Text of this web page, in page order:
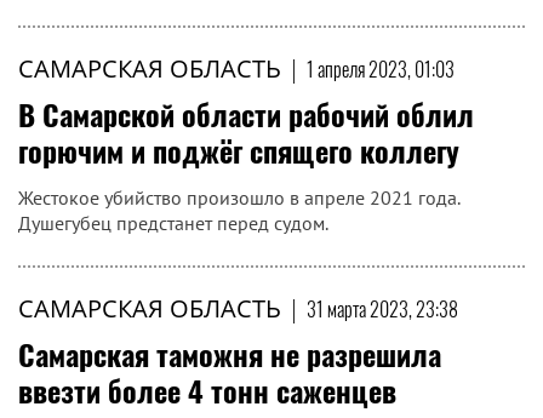
САМАРСКАЯ ОБЛАСТЬ | 1 апреля 2023, 01:03
В Самарской области рабочий облил
горючим и поджёг спящего коллегу
Жестокое убийство произошло в апреле 2021 года.
Душегубец предстанет перед судом.
САМАРСКАЯ ОБЛАСТЬ | 31 марта 2023, 23:38
Самарская таможня не разрешила
ввезти более 4 тонн саженцев